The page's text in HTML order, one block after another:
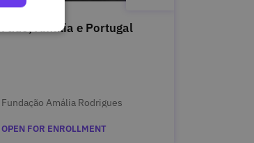
Fado, Amália e Portugal
Fundação Amália Rodrigues
OPEN FOR ENROLLMENT